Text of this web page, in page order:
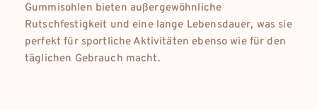
Gummisohlen bieten außergewöhnliche
Rutschfestigkeit und eine lange Lebensdauer, was sie
perfekt für sportliche Aktivitäten ebenso wie für den
täglichen Gebrauch macht.